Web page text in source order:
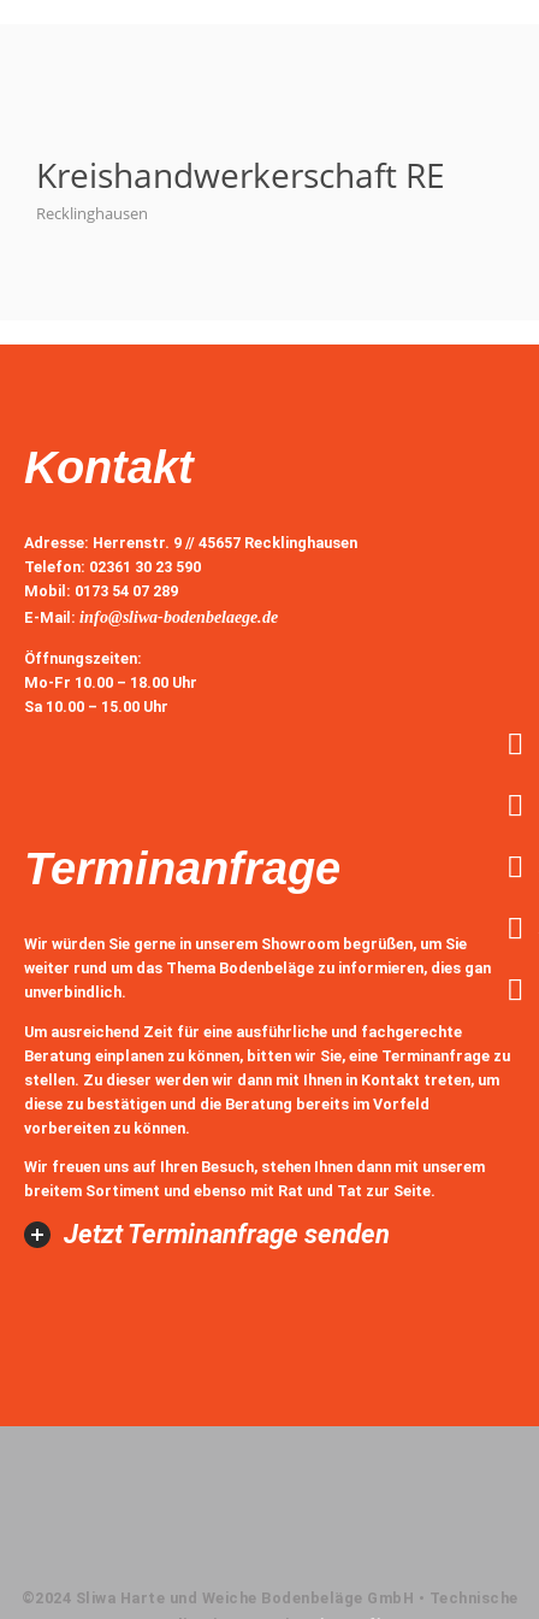
Kreishandwerkerschaft RE
Recklinghausen
Kontakt
Adresse: Herrenstr. 9 // 45657 Recklinghausen
Telefon: 02361 30 23 590
Mobil: 0173 54 07 289
E-Mail : info@sliwa-bodenbelaege.de
Öffnungszeiten:
Mo-Fr 10.00 – 18.00 Uhr
Sa 10.00 – 15.00 Uhr
Terminanfrage
Wir würden Sie gerne in unserem Showroom begrüßen, um Sie
weiter rund um das Thema Bodenbeläge zu informieren, dies ganz
unverbindlich.
Um ausreichend Zeit für eine ausführliche und fachgerechte
Beratung einplanen zu können, bitten wir Sie, eine Terminanfrage zu
stellen. Zu dieser werden wir dann mit Ihnen in Kontakt treten, um
diese zu bestätigen und die Beratung bereits im Vorfeld
vorbereiten zu können.
Wir freuen uns auf Ihren Besuch, stehen Ihnen dann mit unserem
breitem Sortiment und ebenso mit Rat und Tat zur Seite.
Jetzt Terminanfrage senden
©2024 Sliwa Harte und Weiche Bodenbeläge GmbH • Technische